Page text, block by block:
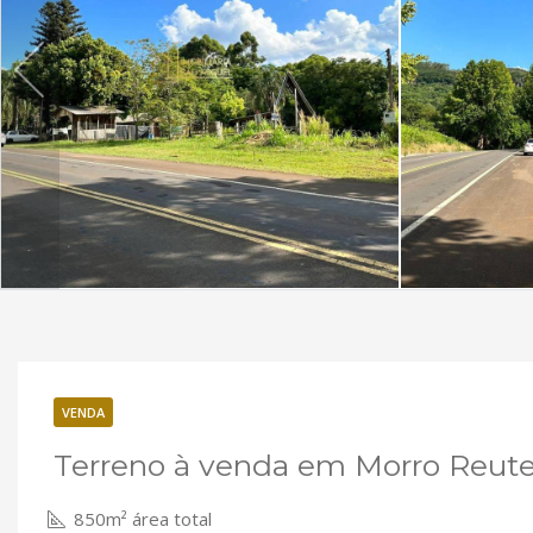
VENDA
Terreno à venda em Morro
850m² área total